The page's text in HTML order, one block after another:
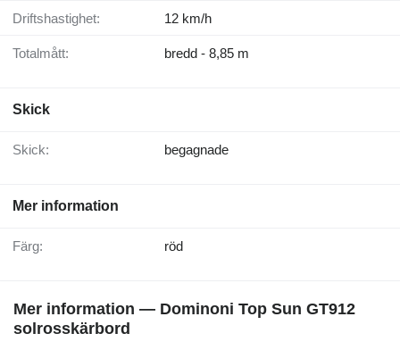
Driftshastighet: 12 km/h
Totalmått: bredd - 8,85 m
Skick
Skick: begagnade
Mer information
Färg: röd
Mer information — Dominoni Top Sun GT912
solrosskärbord